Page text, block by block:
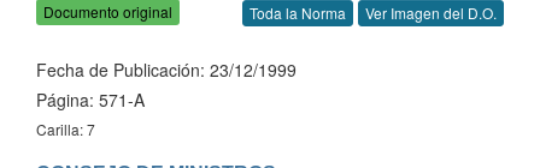
Documento original Toda la Norma Ver Imagen del D.O.
Fecha de Publicación: 23/12/1999
Página: 571-A
Carilla: 7